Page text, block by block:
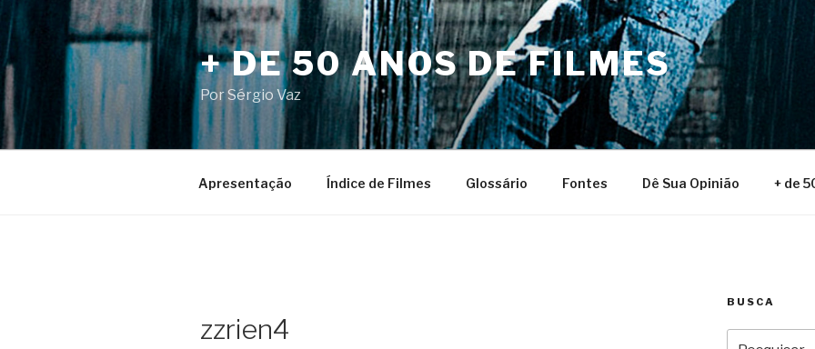
para
o
conteúdo
+ DE 50 ANOS DE FILMES
Por Sérgio Vaz
Apresentação Índice de Filmes Glossário Fontes Dê Sua Opinião + de
zzrien4
BUSCA